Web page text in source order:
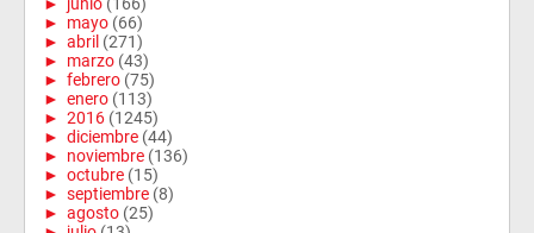
► mayo (66)
► abril (271)
► marzo (43)
► febrero (75)
► enero (113)
► 2016 (1245)
► diciembre (44)
► noviembre (136)
► octubre (15)
► septiembre (8)
► agosto (25)